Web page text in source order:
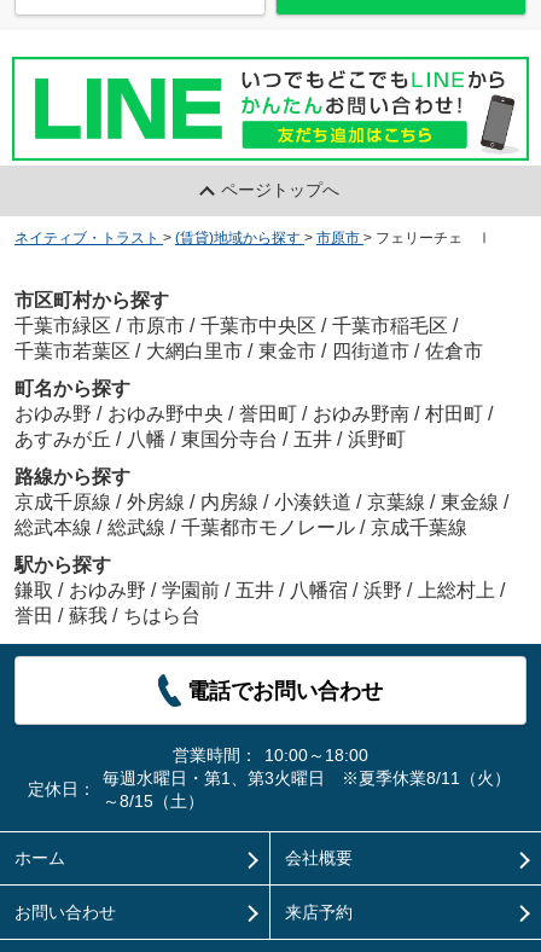
ページトップへ
ネイティブ・トラスト > (賃貸)地域から探す > 市原市 > フェリーチェ Ⅰ
市区町村から探す
千葉市緑区 / 市原市 / 千葉市中央区 / 千葉市稲毛区 /
千葉市若葉区 / 大網白里市 / 東金市 / 四街道市 / 佐倉市
町名から探す
おゆみ野 / おゆみ野中央 / 誉田町 / おゆみ野南 / 村田町 /
あすみが丘 / 八幡 / 東国分寺台 / 五井 / 浜野町
路線から探す
京成千原線 / 外房線 / 内房線 / 小湊鉄道 / 京葉線 / 東金線 /
総武本線 / 総武線 / 千葉都市モノレール / 京成千葉線
駅から探す
鎌取 / おゆみ野 / 学園前 / 五井 / 八幡宿 / 浜野 / 上総村上 /
誉田 / 蘇我 / ちはら台
電話でお問い合わせ
営業時間：
10:00～18:00
定休日：
毎週水曜日・第1、第3火曜日 ※夏季休業8/11（火）
～8/15（土）
ホーム 会社概要
お問い合わせ 来店予約